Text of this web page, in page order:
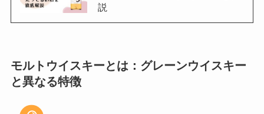
説
モルトウイスキーとは：グレーンウイスキー
と異なる特徴